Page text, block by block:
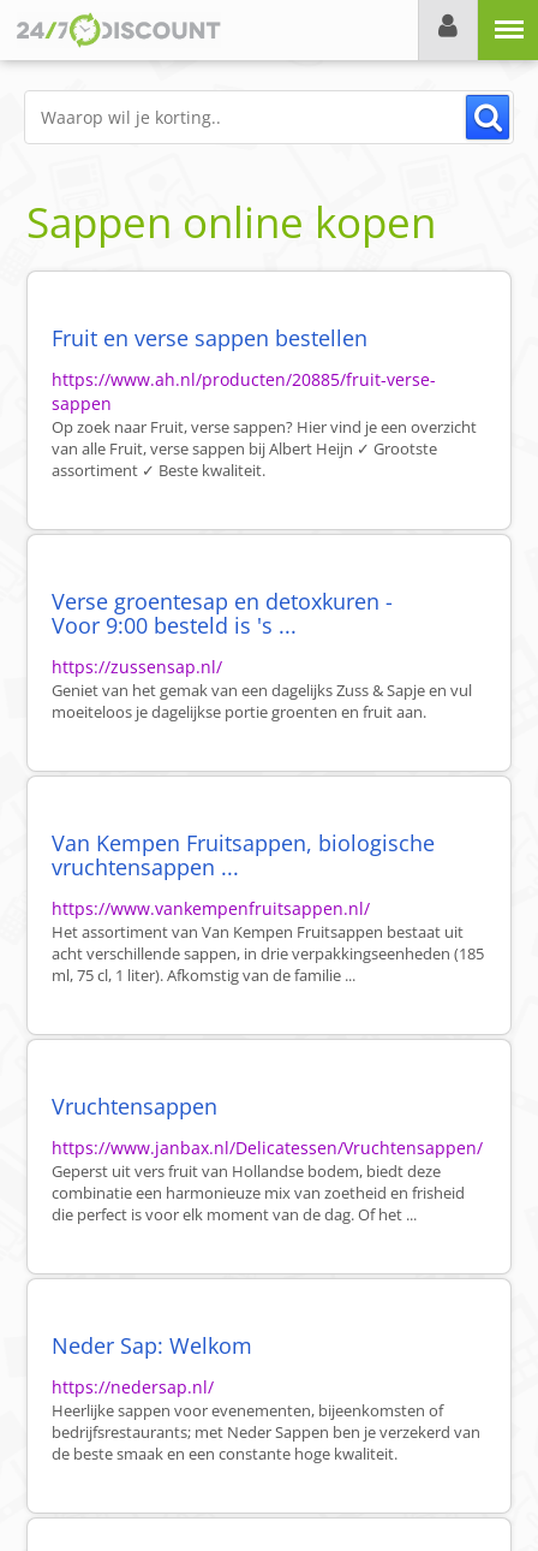
Sappen online kopen
Fruit en verse sappen bestellen
https://www.ah.nl/producten/20885/fruit-verse-
sappen
Op zoek naar Fruit, verse sappen? Hier vind je een overzicht
van alle Fruit, verse sappen bij Albert Heijn ✓ Grootste
assortiment ✓ Beste kwaliteit.
Verse groentesap en detoxkuren -
Voor 9:00 besteld is 's ...
https://zussensap.nl/
Geniet van het gemak van een dagelijks Zuss & Sapje en vul
moeiteloos je dagelijkse portie groenten en fruit aan.
Van Kempen Fruitsappen, biologische
vruchtensappen ...
https://www.vankempenfruitsappen.nl/
Het assortiment van Van Kempen Fruitsappen bestaat uit
acht verschillende sappen, in drie verpakkingseenheden (185
ml, 75 cl, 1 liter). Afkomstig van de familie ...
Vruchtensappen
https://www.janbax.nl/Delicatessen/Vruchtensappen/
Geperst uit vers fruit van Hollandse bodem, biedt deze
combinatie een harmonieuze mix van zoetheid en frisheid
die perfect is voor elk moment van de dag. Of het ...
Neder Sap: Welkom
https://nedersap.nl/
Heerlijke sappen voor evenementen, bijeenkomsten of
bedrijfsrestaurants; met Neder Sappen ben je verzekerd van
de beste smaak en een constante hoge kwaliteit.